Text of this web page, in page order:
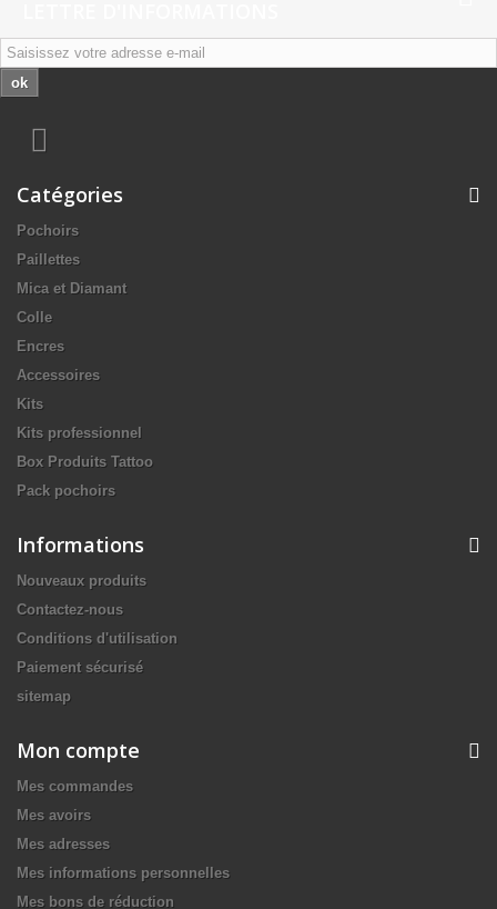
ok
Catégories
Pochoirs
Paillettes
Mica et Diamant
Colle
Encres
Accessoires
Kits
Kits professionnel
Box Produits Tattoo
Pack pochoirs
Informations
Nouveaux produits
Contactez-nous
Conditions d'utilisation
Paiement sécurisé
sitemap
Mon compte
Mes commandes
Mes avoirs
Mes adresses
Mes informations personnelles
Mes bons de réduction